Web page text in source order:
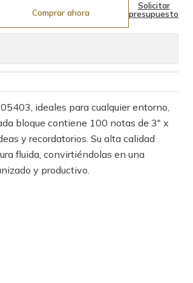
Comprar ahora
Solicitar
presupuesto
ideales para cualquier entorno,
bloque contiene 100 notas de 3" x
y recordatorios. Su alta calidad
fluida, convirtiéndolas en una
y productivo.